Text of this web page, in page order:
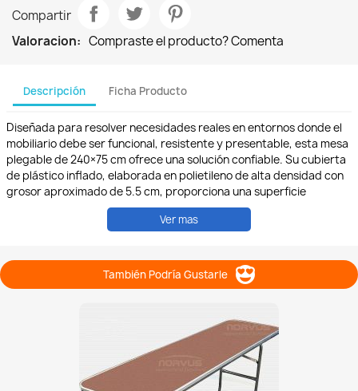
Compartir
Valoracion: Compraste el producto? Comenta
Descripción Ficha Producto
Diseñada para resolver necesidades reales en entornos donde el
mobiliario debe ser funcional, resistente y presentable, esta mesa
plegable de 240×75 cm ofrece una solución confiable. Su cubierta
de plástico inflado, elaborada en polietileno de alta densidad con
grosor aproximado de 5.5 cm, proporciona una superficie
uniforme, lavable y duradera, ideal para uso continuo en interiores
y exteriores. La estructura está fabricada con tubo redondo de
y exposición ambiental. Las patas incluyen regatones plásticos
que protegen el piso y permiten desplazamiento silencioso,
acomodar hasta 10 personas sin perder estabilidad, esta mesa es
recomendada para salones de fiestas, jardines, comedores
industriales y negocios que requieren rotación rápida, buena
presentación y facilidad de almacenaje. Fabricada en México, con
diseño probado en entornos de alta exigencia.
Ver mas
También Podría Gustarle